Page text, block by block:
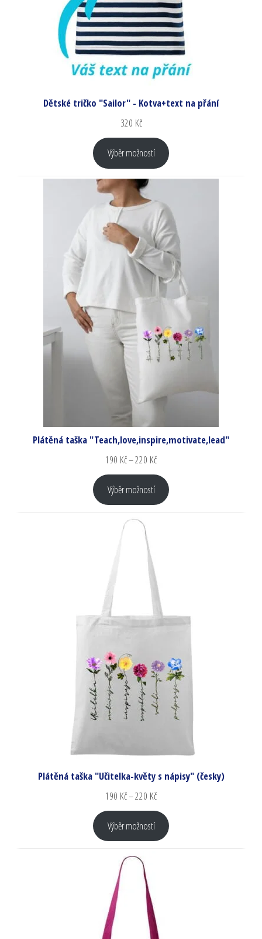
Dětské tričko "Sailor" - Kotva+text na přání
320 Kč
Výběr možností
Plátěná taška "Teach,love,inspire,motivate,lead"
190 Kč–220 Kč
Výběr možností
Plátěná taška "Učitelka-květy s nápisy" (česky)
190 Kč–220 Kč
Výběr možností